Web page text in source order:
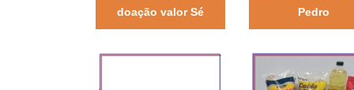
doação valor Sé
Pedro